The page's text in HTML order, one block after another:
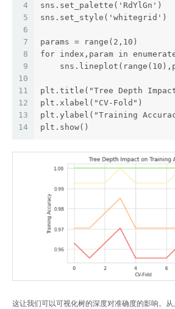
4
5
6
7
8
9
10
11
12
13
14
sns.set_palette('RdYlGn')
sns.set_style('whitegrid')
params = range(2,10)
for index,param in
plt.title("Tree Depth
plt.xlabel("CV-Fold")
plt.ylabel("Training
plt.show()
这让我们可以可视化树的深度对准确度的影响。